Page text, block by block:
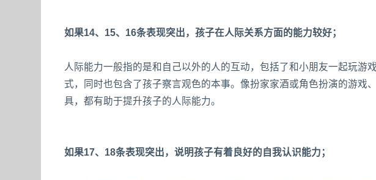
如果14、15、16条表现突出，孩子在人际关系方面的能力较好；
人际能力一般指的是和自己以外的人的互动，包括了和小朋友一起玩游
式，同时也包含了孩子察言观色的本事。像扮家家酒或角色扮演的游戏
具，都有助于提升孩子的人际能力。
如果17、18条表现突出，说明孩子有着良好的自我认识能力；